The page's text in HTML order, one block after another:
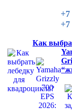
Как